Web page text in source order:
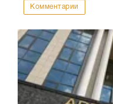
Комментарии